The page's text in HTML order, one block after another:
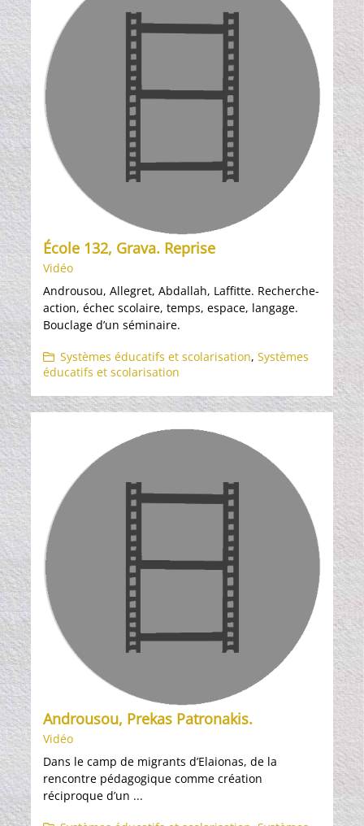
École 132, Grava. Reprise
Vidéo
Androusou, Allegret, Abdallah, Laffitte. Recherche-
action, échec scolaire, temps, espace, langage.
Bouclage d’un séminaire.
Systèmes éducatifs et scolarisation, Systèmes
éducatifs et scolarisation
Androusou, Prekas Patronakis.
Vidéo
Dans le camp de migrants d’Elaionas, de la
rencontre pédagogique comme création
réciproque d’un ...